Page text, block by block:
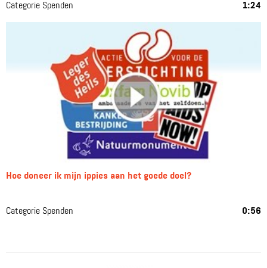
Categorie Spenden 1:24
Hoe doneer ik mijn ippies aan het goede doel?
Categorie Spenden 0:56